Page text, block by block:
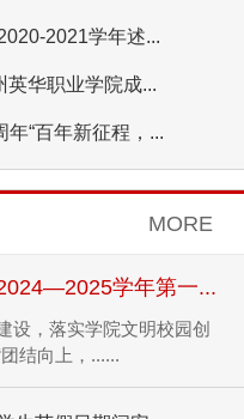
2021学年述...
英华职业学院成...
“百年新征程，...
MORE
学年第一...
设，落实学院文明校园创
结向上，......